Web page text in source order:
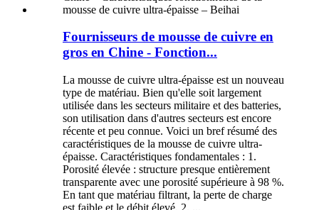
Fournisseurs de mousse de cuivre en
gros en Chine - Fonction...
La mousse de cuivre ultra-épaisse est un nouveau
type de matériau. Bien qu'elle soit largement
utilisée dans les secteurs militaire et des batteries,
son utilisation dans d'autres secteurs est encore
récente et peu connue. Voici un bref résumé des
caractéristiques de la mousse de cuivre ultra-
épaisse. Caractéristiques fondamentales : 1.
Porosité élevée : structure presque entièrement
transparente avec une porosité supérieure à 98 %.
En tant que matériau filtrant, la perte de charge
est faible et le débit élevé. 2. ...